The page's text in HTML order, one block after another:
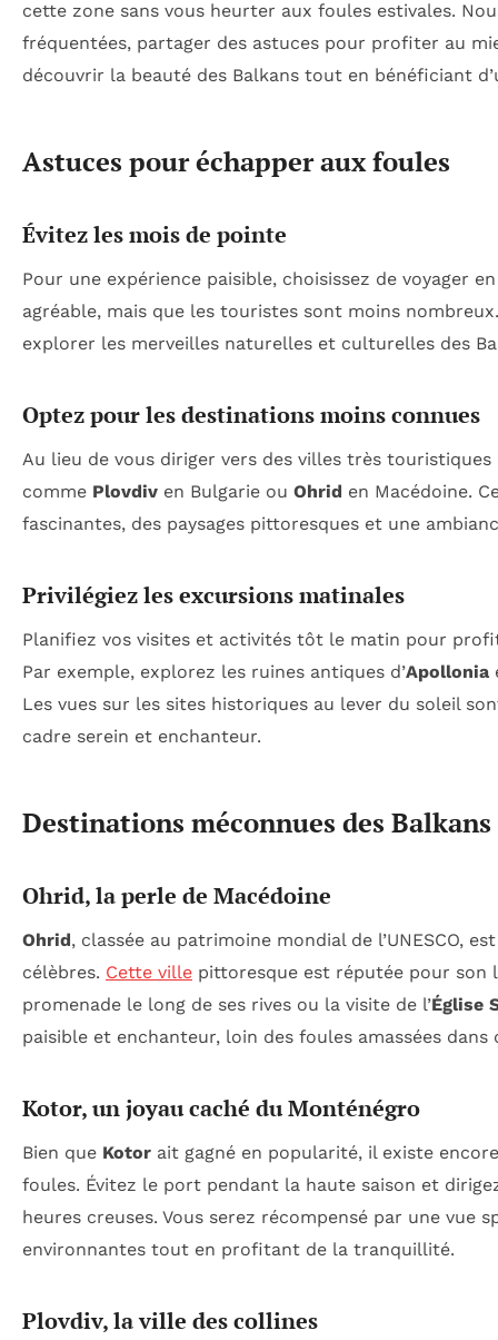
cette zone sans vous heurter aux foules estivales.
fréquentées, partager des astuces pour profiter au
découvrir la beauté des Balkans tout en bénéficiant
Astuces pour échapper aux foules
Évitez les mois de pointe
Pour une expérience paisible, choisissez de voyager
agréable, mais que les touristes sont moins
explorer les merveilles naturelles et culturelles des
Optez pour les destinations moins connues
Au lieu de vous diriger vers des villes très
comme Plovdiv en Bulgarie ou Ohrid en Macédoine.
fascinantes, des paysages pittoresques et une
Privilégiez les excursions matinales
Planifiez vos visites et activités tôt le matin pour
Par exemple, explorez les ruines antiques d’Apollonia
Les vues sur les sites historiques au lever du soleil
cadre serein et enchanteur.
Destinations méconnues des
Ohrid, la perle de Macédoine
Ohrid, classée au patrimoine mondial de l’UNESCO,
célèbres. Cette ville pittoresque est réputée pour son
promenade le long de ses rives ou la visite de l’Église
paisible et enchanteur, loin des foules amassées dans
Kotor, un joyau caché du Monténégro
Bien que Kotor ait gagné en popularité, il existe
foules. Évitez le port pendant la haute saison et
heures creuses. Vous serez récompensé par une vue
environnantes tout en profitant de la tranquillité.
Plovdiv, la ville des collines